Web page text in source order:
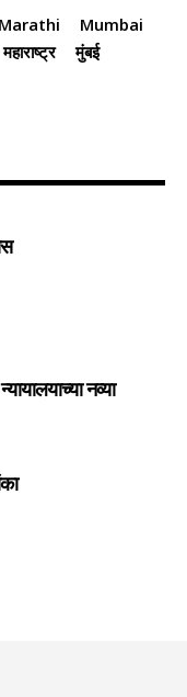
Marathi
Mumbai
महाराष्ट्र
मुंबई
नव्या